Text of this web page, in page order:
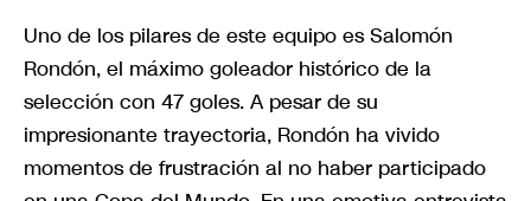
Uno de los pilares de este equipo es Salomón
Rondón, el máximo goleador histórico de la
selección con 47 goles. A pesar de su
impresionante trayectoria, Rondón ha vivido
momentos de frustración al no haber participado